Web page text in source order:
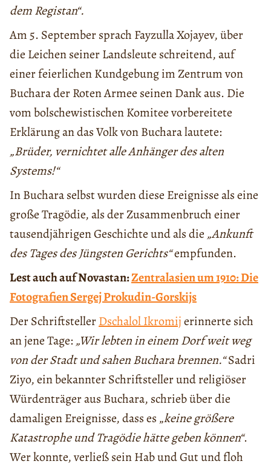
dem Registan“.
Am 5. September sprach Fayzulla Xojayev, über
die Leichen seiner Landsleute schreitend, auf
einer feierlichen Kundgebung im Zentrum von
Buchara der Roten Armee seinen Dank aus. Die
vom bolschewistischen Komitee vorbereitete
Erklärung an das Volk von Buchara lautete:
„Brüder, vernichtet alle Anhänger des alten
Systems!“
In Buchara selbst wurden diese Ereignisse als eine
große Tragödie, als der Zusammenbruch einer
tausendjährigen Geschichte und als die „Ankunft
des Tages des Jüngsten Gerichts“empfunden.
Lest auch auf Novastan:Zentralasien um 1910: Die
Fotografien Sergej Prokudin-Gorskijs
Der SchriftstellerDschalol Ikromijerinnerte sich
an jene Tage: „Wir lebten in einem Dorf weit weg
von der Stadt und sahen Buchara brennen.“Sadri
Ziyo, ein bekannter Schriftsteller und religiöser
Würdenträger aus Buchara, schrieb über die
damaligen Ereignisse, dass es „keine größere
Katastrophe und Tragödie hätte geben können“.
Wer konnte, verließ sein Hab und Gut und floh